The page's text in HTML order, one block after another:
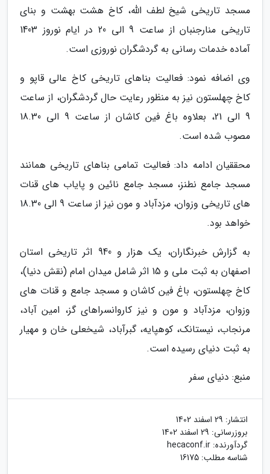
مسجد تاریخی شیخ لطف الله، کاخ هشت بهشت و بنای
تاریخی منارجنبان از ساعت 9 الی 20 در ایام نوروز 1403
آماده خدمات رسانی به گردشگران نوروزی است.
وی اضافه نمود: فعالیت بناهای تاریخی کاخ عالی قاپو و
کاخ چهلستون نیز به منظور رعایت حال گردشگران، از ساعت
9 الی 21، بعلاوه باغ فین کاشان از ساعت 9 الی 18.30
مصوب شده است.
محققیان ادامه داد: فعالیت تمامی بناهای تاریخی همانند
مسجد جامع نطنز، مسجد جامع نائین و پایاب های قنات
های تاریخی وزوان، مزدآباد و مون نیز از ساعت 9 الی 18.30
خواهد بود.
به گزارش خبرنگاران، یک هزار و 940 اثر تاریخی استان
اصفهان به ثبت ملی و 15 اثر شامل میدان امام (نقش دنیا)،
کاخ چهلستون، باغ فین کاشان و مسجد جامع و قنات های
وزوان، مزدآباد و مون و نیز کاروانسراهای گز، امین آباد،
مرنجاب، نیستانک، کوهپایه، گبرآباد، شیخعلی خان و مهیار
به ثبت دنیای رسیده است.
منبع: دنیای سفر
انتشار: 29 اسفند 1402
بروزرسانی: 29 اسفند 1402
گردآورنده: hecaconf.ir
شناسه مطلب: 16175